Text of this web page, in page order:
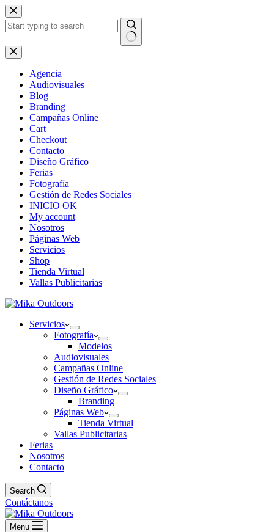
Skip
to
content
No
results
Agencia
Audiovisuales
Blog
Branding
Campañas Online
Cart
Checkout
Contacto
Diseño Gráfico
Ferias
Fotografía
Gestión de Redes Sociales
INICIO OK
My account
Nosotros
Páginas Web
Servicios
Shop
Tienda Virtual
Vallas Publicitarias
Servicios
Fotografía
Modelos
Audiovisuales
Campañas Online
Gestión de Redes Sociales
Diseño Gráfico
Branding
Páginas Web
Tienda Virtual
Vallas Publicitarias
Ferias
Nosotros
Contacto
Search
Contáctanos
Menu